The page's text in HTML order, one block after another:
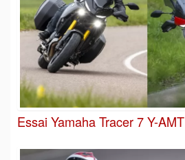
Essai Yamaha Tracer 7 Y-AMT